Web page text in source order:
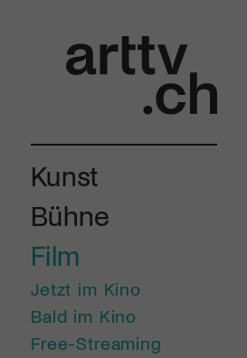
Kunst
Bühne
Film
Jetzt im Kino
Bald im Kino
Free-Streaming